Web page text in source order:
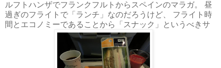
ルフトハンザでフランクフルトからスペインのマラガ。 昼
過ぎのフライトで「ランチ」なのだろうけど、 フライト時
間とエコノミーであることから「スナック」というべきサ